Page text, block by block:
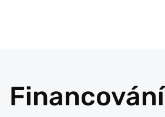
Financování